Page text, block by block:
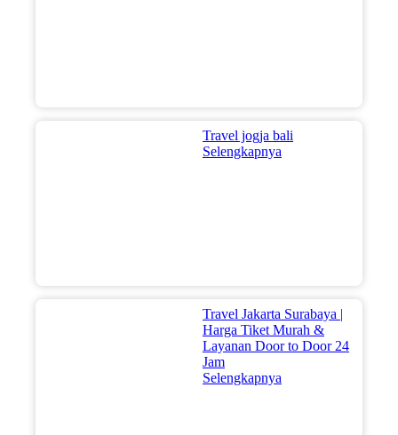
Travel jogja bali
Selengkapnya
Travel Jakarta Surabaya |
Harga Tiket Murah &
Layanan Door to Door 24
Jam
Selengkapnya